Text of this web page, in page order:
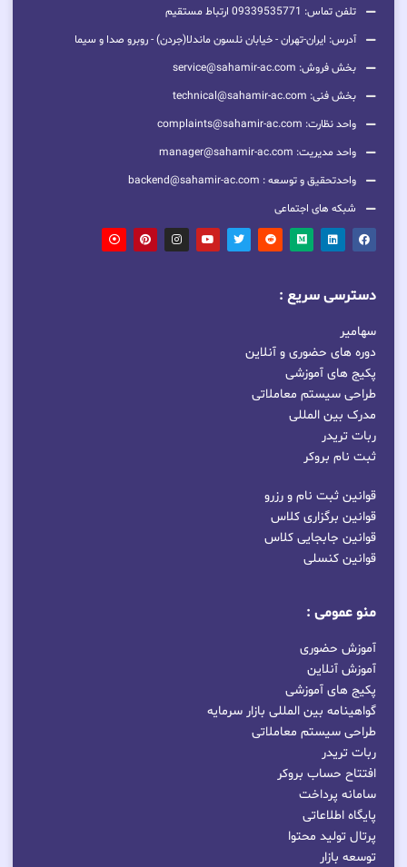
تلفن تماس: 09339535771 ارتباط مستقیم
آدرس: ایران-تهران - خیابان نلسون ماندلا(جردن) - روبرو صدا و سیما
بخش فروش: service@sahamir-ac.com
بخش فنی: technical@sahamir-ac.com
واحد نظارت: complaints@sahamir-ac.com
واحد مدیریت: manager@sahamir-ac.com
واحدتحقیق و توسعه : backend@sahamir-ac.com
شبکه های اجتماعی
دسترسی سریع :
سهامیر
دوره های حضوری و آنلاین
پکیج های آموزشی
طراحی سیستم معاملاتی
مدرک بین المللی
ربات تریدر
ثبت نام بروکر
قوانین ثبت نام و رزرو
قوانین برگزاری کلاس
قوانین جابجایی کلاس
قوانین کنسلی
منو عمومی :
آموزش حضوری
آموزش آنلاین
پکیج های آموزشی
گواهینامه بین المللی بازار سرمایه
طراحی سیستم معاملاتی
ربات تریدر
افتتاح حساب بروکر
سامانه پرداخت
پایگاه اطلاعاتی
پرتال تولید محتوا
توسعه بازار